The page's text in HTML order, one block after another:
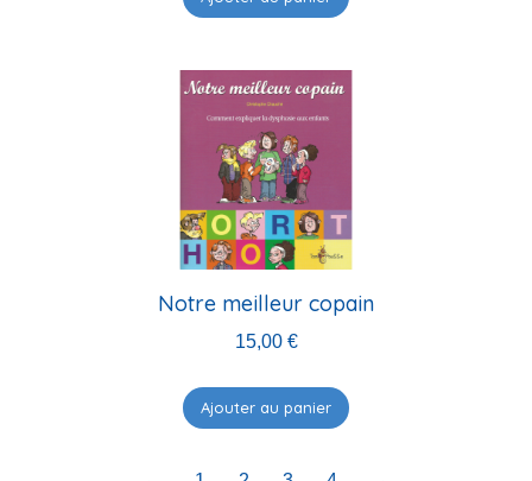
Notre meilleur copain
15,00 €
Ajouter au panier